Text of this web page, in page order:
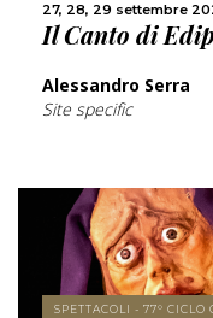
27, 28, 29 settembre
Il Canto di
Alessandro Serra
Site specific
SPETTACOLI - 77° CICLO